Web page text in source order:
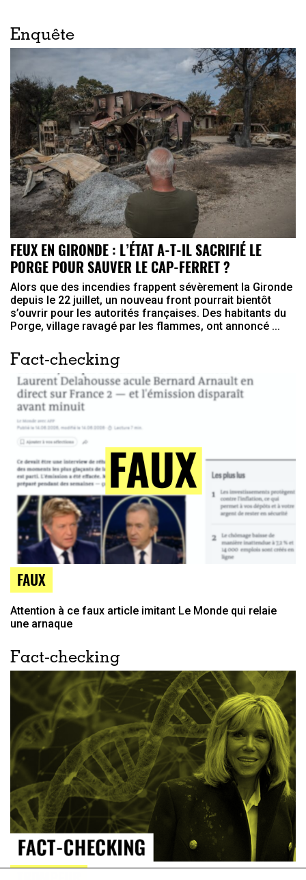
Enquête
FEUX EN GIRONDE : L’ÉTAT A-T-IL SACRIFIÉ LE
PORGE POUR SAUVER LE CAP-FERRET ?
Alors que des incendies frappent sévèrement la Gironde
depuis le 22 juillet, un nouveau front pourrait bientôt
s’ouvrir pour les autorités françaises. Des habitants du
Porge, village ravagé par les flammes, ont annoncé ...
Fact-checking
FAUX
Attention à ce faux article imitant Le Monde qui relaie
une arnaque
Fact-checking